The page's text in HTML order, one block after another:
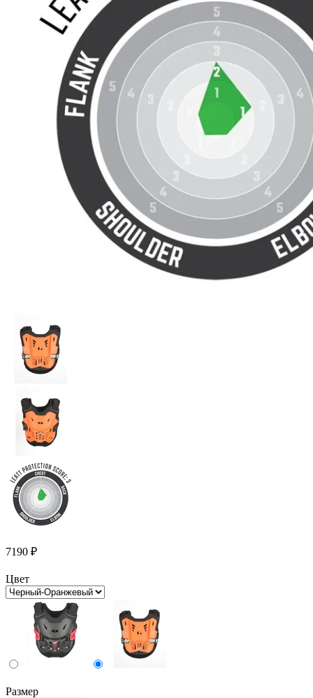
7190 ₽
Цвет
Размер